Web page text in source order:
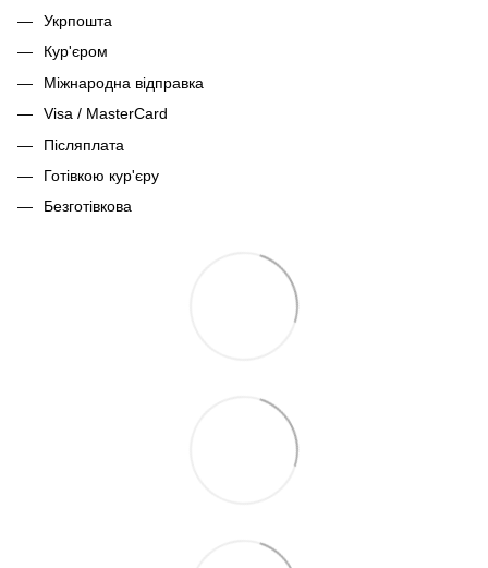
Укрпошта
Кур'єром
Міжнародна відправка
Visa / MasterCard
Післяплата
Готівкою кур'єру
Безготівкова